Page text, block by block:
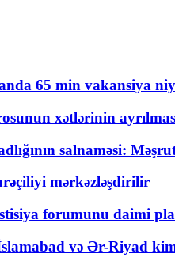
65 min vakansiya
xətlərinin
salnaməsi:
mərkəzləşdirilir
forumunu daimi
və Ər-Riyad